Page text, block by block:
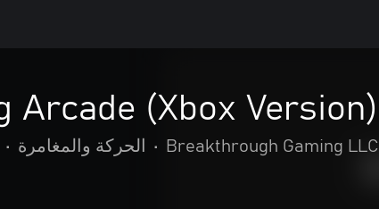
Arcade (Xbox Version)
Breakthrough Gaming LLC
• الحركة والمغامرة •